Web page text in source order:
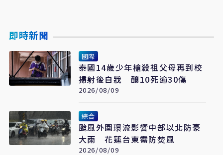
即時新聞
國際
泰國14歲少年槍殺祖父母再到校
掃射後自戕 釀10死逾30傷
2026/08/09
綜合
颱風外圍環流影響中部以北防豪
大雨 花蓮台東需防焚風
2026/08/09